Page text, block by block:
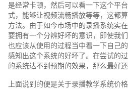
是经常卡顿，然后可以看一下这个平
式，能够让视频流畅播放等等，这都
方法。由于如今市场中的录播系统实
要拥有一个分辨好坏的意识，即使我
也应该从使用的过程当中看一下自己
感知出这个系统的好坏了。在尝试的
的系统达不到预期的效果，那么最好
上面说到的便是关于录播教学系统价